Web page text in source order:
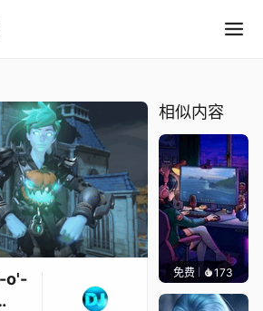
o'-
相似内容
免费 173